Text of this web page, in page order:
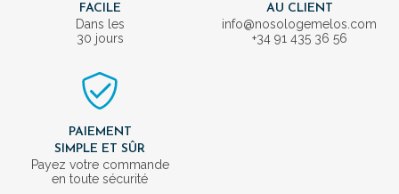
FACILE
Dans les
30 jours
AU CLIENT
info@nosologemelos.com
+34 91 435 36 56
PAIEMENT
SIMPLE ET SÛR
Payez votre commande
en toute sécurité